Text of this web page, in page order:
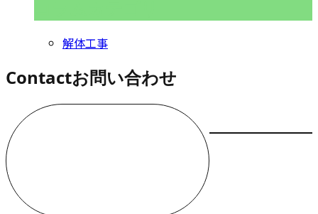
解体工事
Contactお問い合わせ
000-000-0000